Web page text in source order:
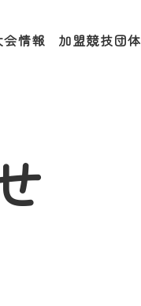
会情報 加盟競技団体